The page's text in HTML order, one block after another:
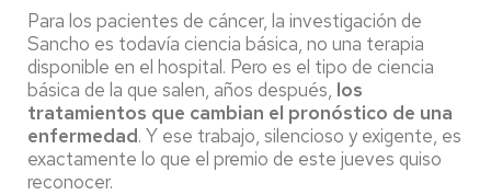
Para los pacientes de cáncer, la investigación de
Sancho es todavía ciencia básica, no una terapia
disponible en el hospital. Pero es el tipo de ciencia
básica de la que salen, años después, los
tratamientos que cambian el pronóstico de una
enfermedad. Y ese trabajo, silencioso y exigente, es
exactamente lo que el premio de este jueves quiso
reconocer.